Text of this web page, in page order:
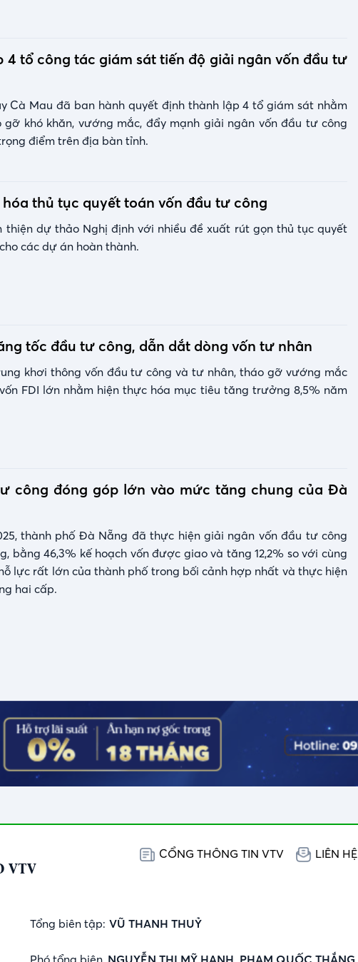
4 tổ công tác giám sát tiến độ giải ngân vốn đầu tư
Cà Mau đã ban hành quyết định thành lập 4 tổ giám sát nhằm
gỡ khó khăn, vướng mắc, đẩy mạnh giải ngân vốn đầu tư công
điểm trên địa bàn tỉnh.
thủ tục quyết toán vốn đầu tư công
thiện dự thảo Nghị định với nhiều đề xuất rút gọn thủ tục quyết
các dự án hoàn thành.
tốc đầu tư công, dẫn dắt dòng vốn tư nhân
khơi thông vốn đầu tư công và tư nhân, tháo gỡ vướng mắc
FDI lớn nhằm hiện thực hóa mục tiêu tăng trưởng 8,5% năm
công đóng góp lớn vào mức tăng chung của Đà
thành phố Đà Nẵng đã thực hiện giải ngân vốn đầu tư công
bằng 46,3% kế hoạch vốn được giao và tăng 12,2% so với cùng
lực rất lớn của thành phố trong bối cảnh hợp nhất và thực hiện
hai cấp.
VTV
CỔNG THÔNG TIN VTV LIÊN HỆ
Tổng biên tập: VŨ THANH THUỶ
Phó tổng biên NGUYỄN THỊ MỸ HẠNH, PHẠM QUỐC THẮNG,